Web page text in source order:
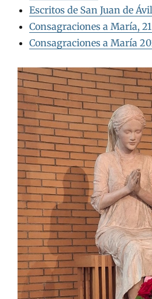
Escritos de San Juan de
Consagraciones a María,
Consagraciones a María